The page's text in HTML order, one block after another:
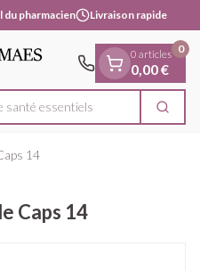
du pharmacien Livraison rapide
santé essentiels
0 articles
0,00 €
0
14
Caps 14